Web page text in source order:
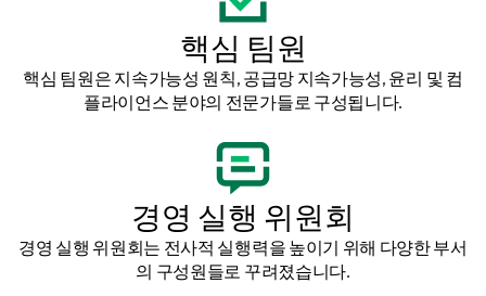
핵심 팀원
핵심 팀원은 지속가능성 원칙, 공급망 지속가능성, 윤리 및 컴
플라이언스 분야의 전문가들로 구성됩니다.
경영 실행 위원회
경영 실행 위원회는 전사적 실행력을 높이기 위해 다양한 부서
의 구성원들로 꾸려졌습니다.